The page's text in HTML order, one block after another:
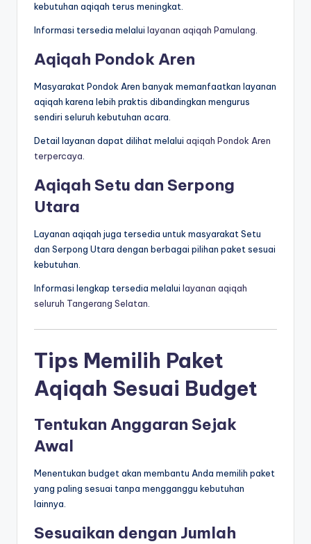
kebutuhan aqiqah terus meningkat.
Informasi tersedia melalui layanan aqiqah Pamulang
Aqiqah Pondok Aren
Masyarakat Pondok Aren banyak memanfaatkan layanan
aqiqah karena lebih praktis dibandingkan mengurus
sendiri seluruh kebutuhan acara.
Detail layanan dapat dilihat melalui aqiqah Pondok Aren
terpercaya
Aqiqah Setu dan Serpong
Utara
Layanan aqiqah juga tersedia untuk masyarakat Setu
dan Serpong Utara dengan berbagai pilihan paket sesuai
kebutuhan.
Informasi lengkap tersedia melalui layanan aqiqah
seluruh Tangerang Selatan
Tips Memilih Paket
Aqiqah Sesuai Budget
Tentukan Anggaran Sejak
Awal
Menentukan budget akan membantu Anda memilih paket
yang paling sesuai tanpa mengganggu kebutuhan
lainnya.
Sesuaikan dengan Jumlah